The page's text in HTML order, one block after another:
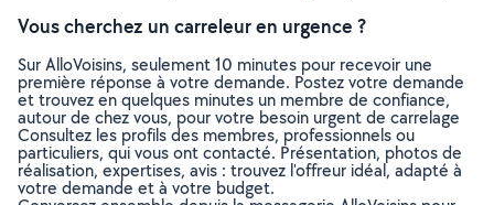
Vous cherchez un carreleur en urgence ?
Sur AlloVoisins, seulement 10 minutes pour recevoir une
première réponse à votre demande. Postez votre demande
et trouvez en quelques minutes un membre de confiance,
autour de chez vous, pour votre besoin urgent de carrelage
Consultez les profils des membres, professionnels ou
particuliers, qui vous ont contacté. Présentation, photos de
réalisation, expertises, avis : trouvez l'offreur idéal, adapté à
votre demande et à votre budget.